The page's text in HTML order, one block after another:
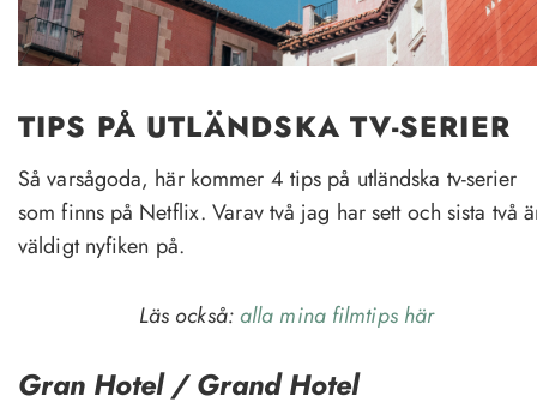
TIPS PÅ UTLÄNDSKA TV-SERIER
Så varsågoda, här kommer 4 tips på utländska tv-serier
som finns på Netflix. Varav två jag har sett och sista två
väldigt nyfiken på.
Läs också:alla mina filmtips här
Gran Hotel / Grand Hotel